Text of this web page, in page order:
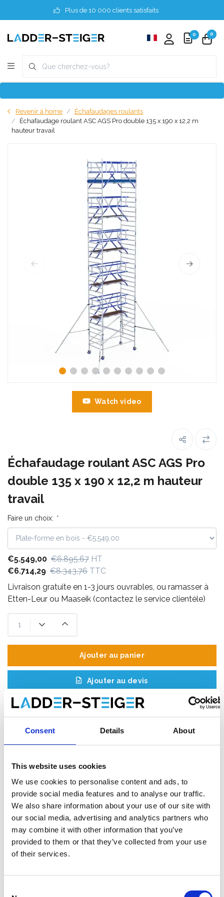
Consent Details About
This website uses cookies
We use cookies to personalise content and ads, to
provide social media features and to analyse our traffic.
We also share information about your use of our site with
our social media, advertising and analytics partners who
may combine it with other information that you’ve
provided to them or that they’ve collected from your use
of their services.
Plus de 10 000 clients satisfaits
0 0
Revenir à home
Échafaudages roulants
Échafaudage roulant ASC AGS Pro double 135 x 190 x 12,2 m
hauteur travail
Watch video
Échafaudage roulant ASC AGS Pro
double 135 x 190 x 12,2 m hauteur
travail
Faire un choix: *
€5.549,00 €6.895,67 HT
€6.714,29 €8.343,76 TTC
Livraison gratuite en 1-3 jours ouvrables, ou ramasser à
Etten-Leur ou Maaseik (contactez le service clientèle)
Ajouter au panier
Ajouter au devis
Enregistrer comme favori
Informations sur le produit
Description
L'échafaudage roulant ASC AGS (Advantaged Guardrail
System)répond à la nouvelle norme. Depuis le 1er janvier 2018,
il est obligatoire de toujours disposer d'une main courante
lorsqu'on accède à la plate-forme suivante d'un échafaudage